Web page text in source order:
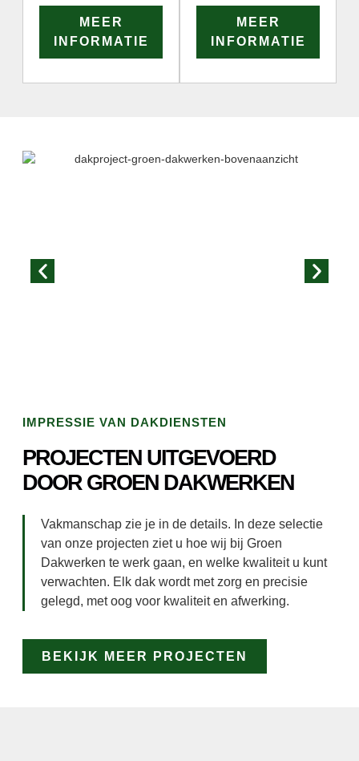
MEER
INFORMATIE
MEER
INFORMATIE
IMPRESSIE VAN DAKDIENSTEN
PROJECTEN UITGEVOERD
DOOR GROEN DAKWERKEN
Vakmanschap zie je in de details. In deze selectie
van onze projecten ziet u hoe wij bij Groen
Dakwerken te werk gaan, en welke kwaliteit u kunt
verwachten. Elk dak wordt met zorg en precisie
gelegd, met oog voor kwaliteit en afwerking.
BEKIJK MEER PROJECTEN